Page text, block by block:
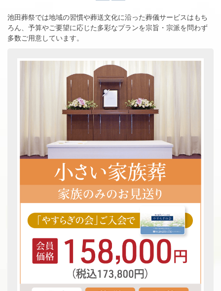
池田葬祭では地域の習慣や葬送文化に沿った葬儀サービスはもち
ろん、 予算やご要望に応じた多彩なプランを宗旨・宗派を問わず
多数ご用意しています。